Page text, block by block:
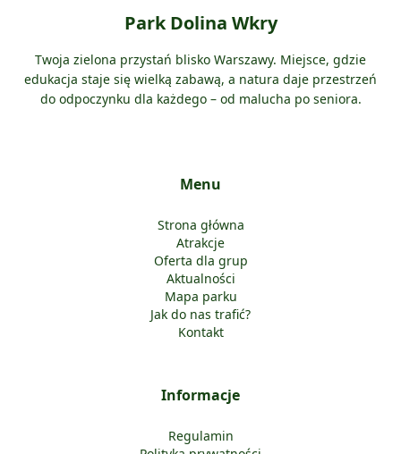
Park Dolina Wkry
Twoja zielona przystań blisko Warszawy. Miejsce, gdzie
edukacja staje się wielką zabawą, a natura daje przestrzeń
do odpoczynku dla każdego – od malucha po seniora.
Menu
Strona główna
Atrakcje
Oferta dla grup
Aktualności
Mapa parku
Jak do nas trafić?
Kontakt
Informacje
Regulamin